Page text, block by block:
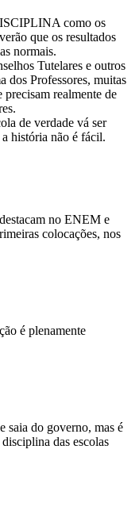
como os
que os resultados
normais.
Tutelares e outros
dos Professores, muitas
precisam realmente de
de verdade vá ser
história não é fácil.
no ENEM e
colocações, nos
é plenamente
saia do governo, mas é
das escolas